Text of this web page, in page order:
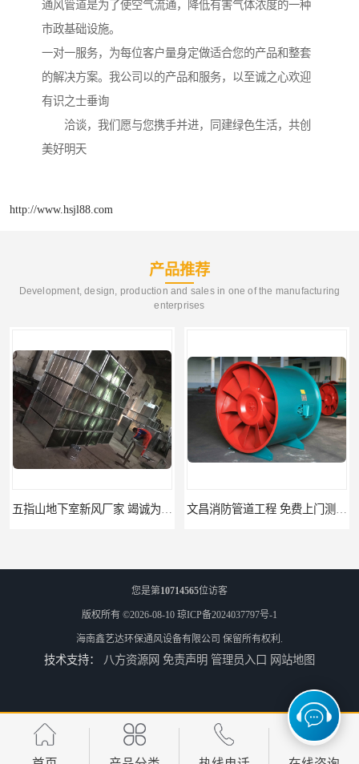
通风管道是为了使空气流通，降低有害气体浓度的一种
市政基础设施。
一对一服务，为每位客户量身定做适合您的产品和整套
的解决方案。我公司以的产品和服务，以至诚之心欢迎
有识之士垂询
洽谈，我们愿与您携手并进，同建绿色生活，共创
美好明天
http://www.hsjl88.com
产品推荐
Development, design, production and sales in one of the manufacturing
enterprises
五指山地下室新风厂家 竭诚为您服务 文昌消防管道工程 免费上门测量设计
临高县消防排烟工程 竭诚为您服务 免费上门测量设计 屯昌县消防排烟辅材
您是第10714565位访客
版权所有 ©2026-08-10 琼ICP备2024037797号-1
海南鑫艺达环保通风设备有限公司 保留所有权利.
技术支持： 八方资源网 免责声明 管理员入口 网站地图